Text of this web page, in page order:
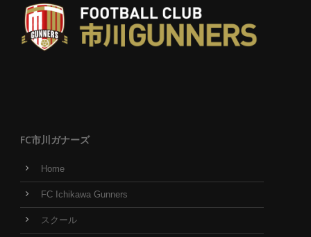
FC市川ガナーズ
Home
FC Ichikawa Gunners
スクール